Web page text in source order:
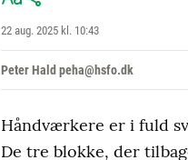
22 aug. 2025 kl. 10:43
Peter Hald peha@hsfo.dk
Håndværkere er i fuld
De tre blokke, der